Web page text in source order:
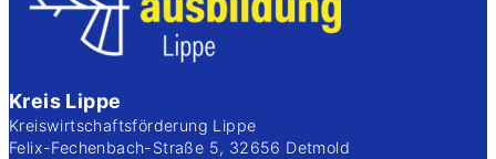
Kreis Lippe
Kreiswirtschaftsförderung Lippe
Felix-Fechenbach-Straße 5, 32656 Detmold